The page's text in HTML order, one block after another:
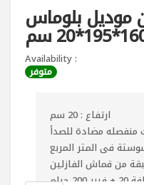
موديل بلوماس
سم
Availability :
متوفر
ارتفاع : 20 سم
مضادة للصدأ